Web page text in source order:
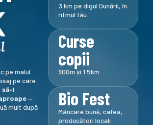
pe malul
pe care
să-l
—
mult după
3 km pe digul Dunării, în
ritmul tău.
Curse
copii
900m și 1.5km
Bio Fest
Mâncare bună, cafea,
producători locali